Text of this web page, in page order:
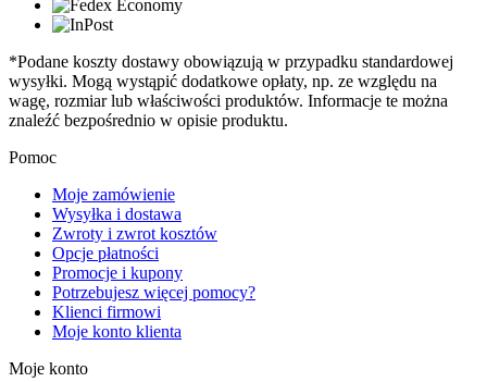
*Podane koszty dostawy obowiązują w przypadku standardowej
wysyłki. Mogą wystąpić dodatkowe opłaty, np. ze względu na
wagę, rozmiar lub właściwości produktów. Informacje te można
znaleźć bezpośrednio w opisie produktu.
Pomoc
Moje zamówienie
Wysyłka i dostawa
Zwroty i zwrot kosztów
Opcje płatności
Promocje i kupony
Potrzebujesz więcej pomocy?
Klienci firmowi
Moje konto klienta
Moje konto